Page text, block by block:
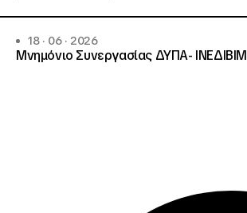
18 · 06 · 2026
Μνημόνιο Συνεργασίας ΔΥΠΑ- ΙΝΕΔΙΒΙΜ